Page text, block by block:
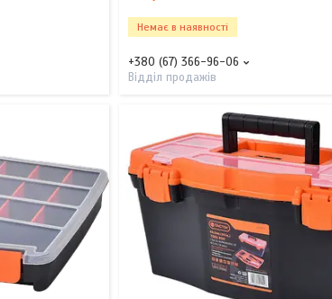
Немає в наявності
+380 (67) 366-96-06
Відділ продажів